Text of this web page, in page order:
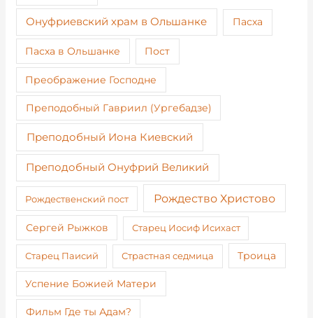
Онуфриевский храм в Ольшанке Пасха
Пасха в Ольшанке Пост
Преображение Господне
Преподобный Гавриил (Ургебадзе)
Преподобный Иона Киевский
Преподобный Онуфрий Великий
Рождественский пост Рождество Христово
Сергей Рыжков Старец Иосиф Исихаст
Старец Паисий Страстная седмица Троица
Успение Божией Матери
Фильм Где ты Адам?